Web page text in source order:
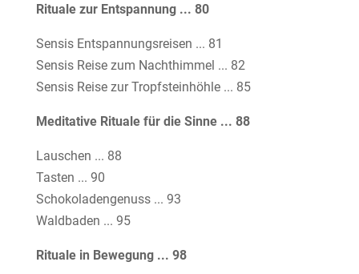
Rituale zur Entspannung ... 80
Sensis Entspannungsreisen ... 81
Sensis Reise zum Nachthimmel ... 82
Sensis Reise zur Tropfsteinhöhle ... 85
Meditative Rituale für die Sinne ... 88
Lauschen ... 88
Tasten ... 90
Schokoladengenuss ... 93
Waldbaden ... 95
Rituale in Bewegung ... 98